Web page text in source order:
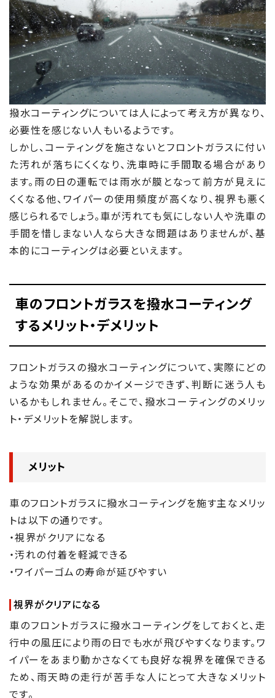
撥水コーティングについては人によって考え方が異なり、
必要性を感じない人もいるようです。
しかし、コーティングを施さないとフロントガラスに付い
た汚れが落ちにくくなり、洗車時に手間取る場合があり
ます。雨の日の運転では雨水が膜となって前方が見えに
くくなる他、ワイパーの使用頻度が高くなり、視界も悪く
感じられるでしょう。車が汚れても気にしない人や洗車の
手間を惜しまない人なら大きな問題はありませんが、基
本的にコーティングは必要といえます。
車のフロントガラスを撥水コーティング
するメリット・デメリット
フロントガラスの撥水コーティングについて、実際にどの
ような効果があるのかイメージできず、判断に迷う人も
いるかもしれません。そこで、撥水コーティングのメリッ
ト・デメリットを解説します。
メリット
車のフロントガラスに撥水コーティングを施す主なメリッ
トは以下の通りです。
・視界がクリアになる
・汚れの付着を軽減できる
・ワイパーゴムの寿命が延びやすい
視界がクリアになる
車のフロントガラスに撥水コーティングをしておくと、走
行中の風圧により雨の日でも水が飛びやすくなります。ワ
イパーをあまり動かさなくても良好な視界を確保できる
ため、雨天時の走行が苦手な人にとって大きなメリット
です。